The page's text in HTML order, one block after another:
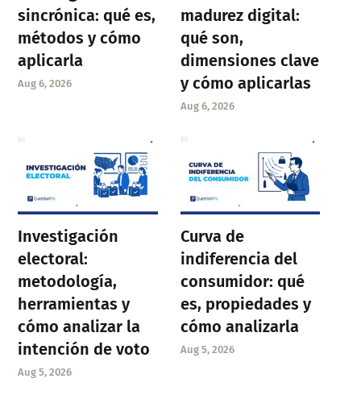
sincrónica: qué es,
métodos y cómo
aplicarla
Aug 6, 2026
madurez digital:
qué son,
dimensiones clave
y cómo aplicarlas
Aug 6, 2026
Investigación
electoral:
metodología,
herramientas y
cómo analizar la
intención de voto
Aug 5, 2026
Curva de
indiferencia del
consumidor: qué
es, propiedades y
cómo analizarla
Aug 5, 2026